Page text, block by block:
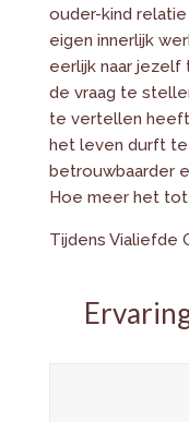
ouder-kind
eigen innerlijk
eerlijk naar jezelf
de vraag te
te vertellen
het leven durft te
betrouwbaarder
Hoe meer het tot
Tijdens Vialiefde